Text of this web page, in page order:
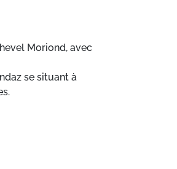
Moriond, avec
se situant à